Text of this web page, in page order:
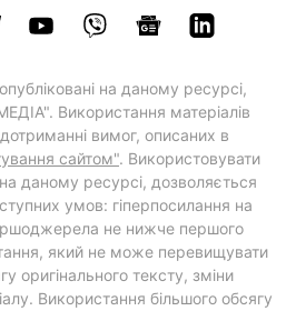
на даному ресурсі,
Використання матеріалів
вимог, описаних в
сайтом". Використовувати
даному ресурсі, дозволяється
умов: гіперпосилання на
не нижче першого
який не може перевищувати
оригінального тексту, зміни
Використання більшого обсягу